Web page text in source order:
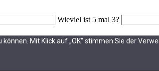
Wieviel ist 5 mal 3?
Mit Klick auf „OK“ stimmen Sie der